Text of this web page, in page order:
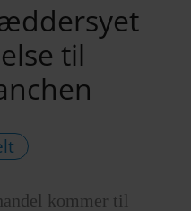
til
kommer til